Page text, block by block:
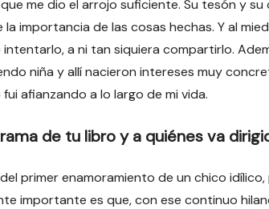
me dio el arrojo suficiente. Su tesón y su
importancia de las cosas hechas. Y al
a ni tan siquiera compartirlo.
niña y allí nacieron intereses muy
afianzando a lo largo de mi vida.
de tu libro y a quiénes va
primer enamoramiento de un chico
importante es que, con ese continuo